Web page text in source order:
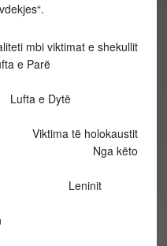
mbi viktimat e shekullit
Parë
Dytë
holokaustit
Nga këto
8